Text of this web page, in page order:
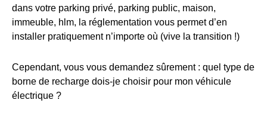
dans votre parking privé, parking public, maison,
immeuble, hlm, la réglementation vous permet d’en
installer pratiquement n’importe où (vive la transition !)
Cependant, vous vous demandez sûrement : quel type de
borne de recharge dois-je choisir pour mon véhicule
électrique ?